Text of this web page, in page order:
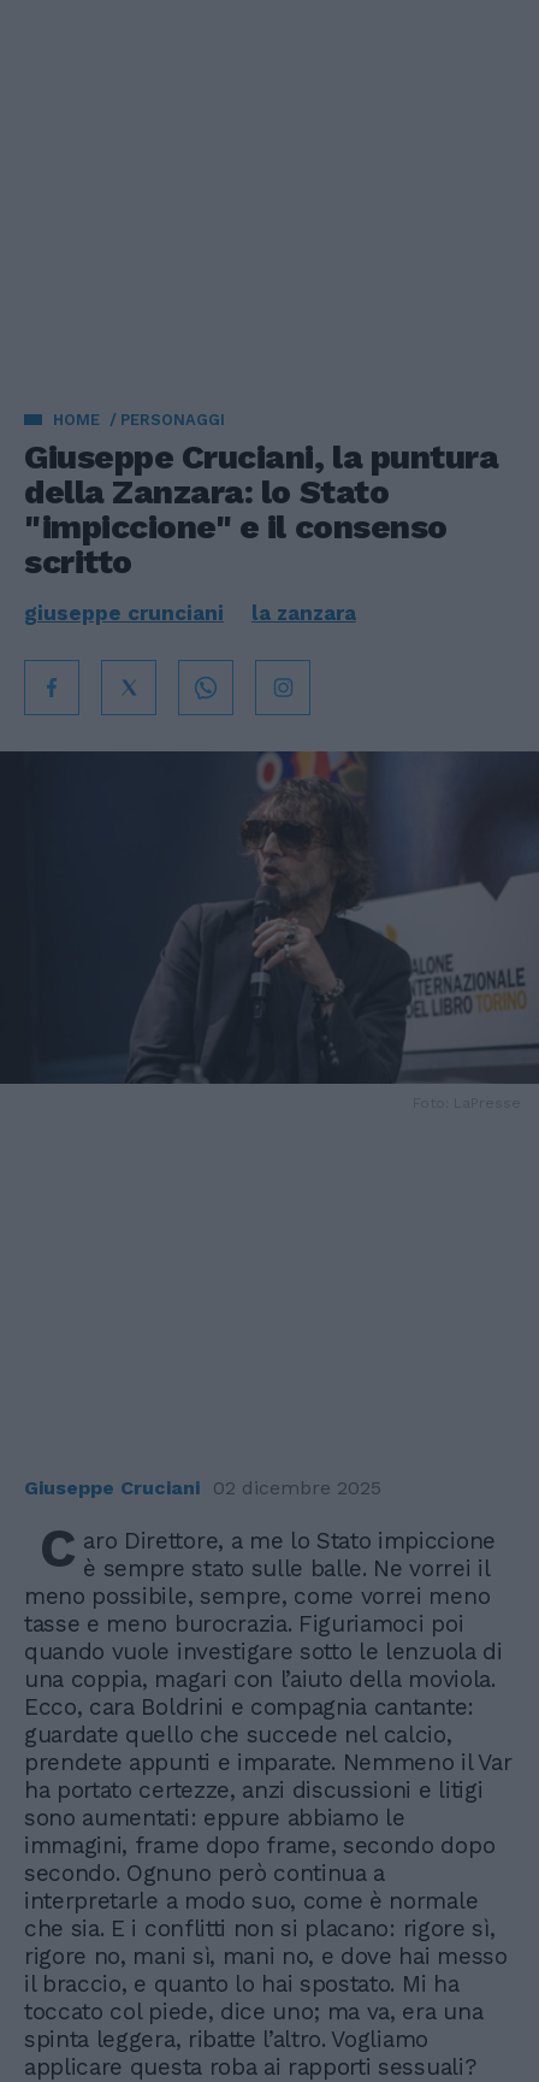
HOME PERSONAGGI
Giuseppe Cruciani, la puntura
della Zanzara: lo Stato
"impiccione" e il consenso
scritto
giuseppe crunciani la zanzara
Giuseppe Cruciani 02 dicembre 2025
C aro Direttore, a me lo Stato impiccione
è sempre stato sulle balle. Ne vorrei il
meno possibile, sempre, come vorrei meno
tasse e meno burocrazia. Figuriamoci poi
quando vuole investigare sotto le lenzuola di
una coppia, magari con l’aiuto della moviola.
Ecco, cara Boldrini e compagnia cantante:
guardate quello che succede nel calcio,
prendete appunti e imparate. Nemmeno il Var
ha portato certezze, anzi discussioni e litigi
sono aumentati: eppure abbiamo le
immagini, frame dopo frame, secondo dopo
secondo. Ognuno però continua a
interpretarle a modo suo, come è normale
che sia. E i conflitti non si placano: rigore sì,
rigore no, mani sì, mani no, e dove hai messo
il braccio, e quanto lo hai spostato. Mi ha
toccato col piede, dice uno; ma va, era una
spinta leggera, ribatte l’altro. Vogliamo
applicare questa roba ai rapporti sessuali?